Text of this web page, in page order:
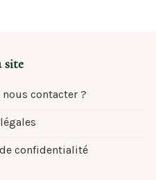
site
contacter ?
confidentialité